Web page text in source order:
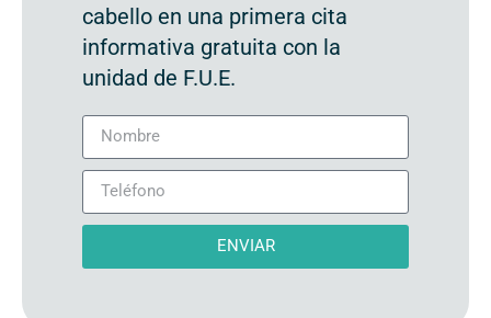
cabello en una primera cita
informativa gratuita con la
unidad de F.U.E.
ENVIAR